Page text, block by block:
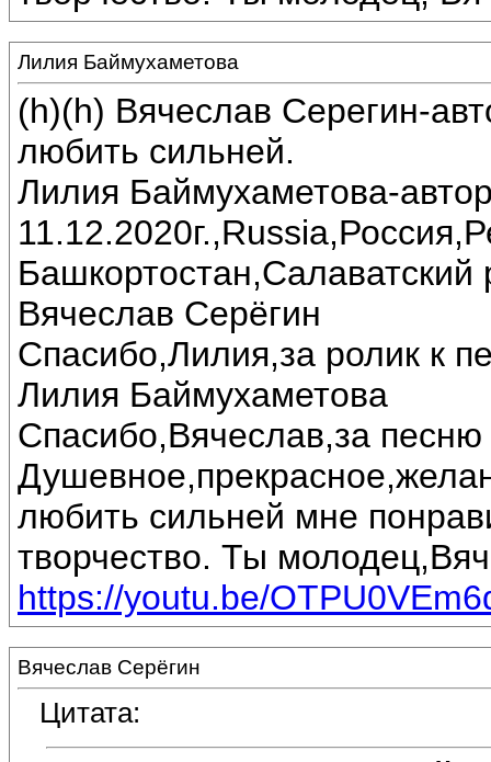
Лилия Баймухаметова
(h)(h) Вячеслав Серегин-
любить сильней.
Лилия Баймухаметова-
Вячеслав Серёгин
Спасибо,Лилия,за ролик к
Лилия Баймухаметова
Спасибо,Вячеслав,за песню
любить сильней мне
творчество. Ты
https://youtu.be/
Вячеслав Серёгин
Цитата: